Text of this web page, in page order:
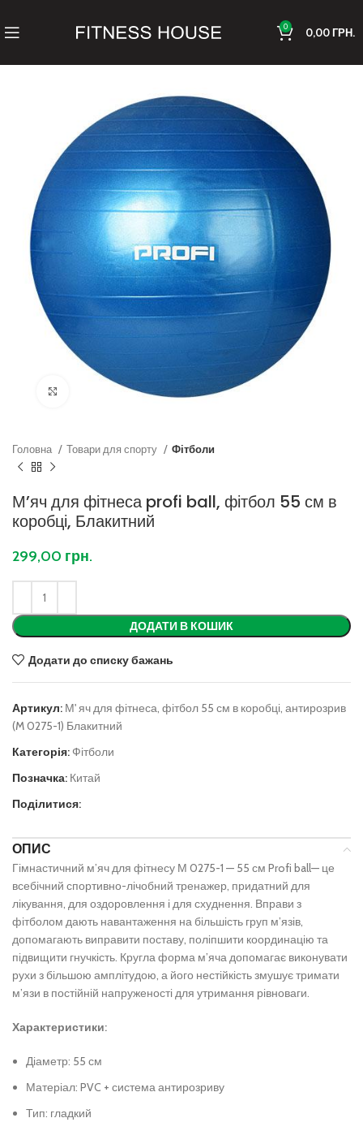
0 0,00ГРН.
Клацніть, щоб збільшити
Головна Товари для спорту Фітболи
М’яч для фітнеса profi ball, фітбол 55 см в
коробці, Блакитний
299,00 грн.
ДОДАТИ В КОШИК
Додати до списку бажань
Артикул: М' яч для фітнеса, фітбол 55 см в коробці, антирозрив
(M 0275-1) Блакитний
Категорія: Фітболи
Позначка: Китай
Поділитися:
ОПИС
Гімнастичний м’яч для фітнесу М 0275-1 — 55 см Profi ball— це
всебічний спортивно-лічобний тренажер, придатний для
лікування, для оздоровлення і для схуднення. Вправи з
фітболом дають навантаження на більшість груп м’язів,
допомагають виправити поставу, поліпшити координацію та
підвищити гнучкість. Кругла форма м’яча допомагає виконувати
рухи з більшою амплітудою, а його нестійкість змушує тримати
м’язи в постійній напруженості для утримання рівноваги.
Характеристики:
Діаметр: 55 см
Матеріал: PVC + система антирозриву
Тип: гладкий